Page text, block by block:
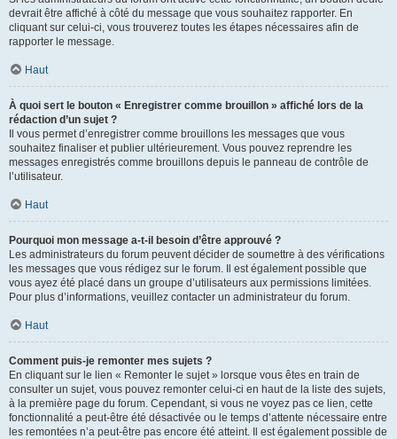
devrait être affiché à côté du message que vous souhaitez rapporter. En
cliquant sur celui-ci, vous trouverez toutes les étapes nécessaires afin de
rapporter le message.
Haut
À quoi sert le bouton « Enregistrer comme brouillon » affiché lors de la
rédaction d’un sujet ?
Il vous permet d’enregistrer comme brouillons les messages que vous
souhaitez finaliser et publier ultérieurement. Vous pouvez reprendre les
messages enregistrés comme brouillons depuis le panneau de contrôle de
l’utilisateur.
Haut
Pourquoi mon message a-t-il besoin d’être approuvé ?
Les administrateurs du forum peuvent décider de soumettre à des vérifications
les messages que vous rédigez sur le forum. Il est également possible que
vous ayez été placé dans un groupe d’utilisateurs aux permissions limitées.
Pour plus d’informations, veuillez contacter un administrateur du forum.
Haut
Comment puis-je remonter mes sujets ?
En cliquant sur le lien « Remonter le sujet » lorsque vous êtes en train de
consulter un sujet, vous pouvez remonter celui-ci en haut de la liste des sujets,
à la première page du forum. Cependant, si vous ne voyez pas ce lien, cette
fonctionnalité a peut-être été désactivée ou le temps d’attente nécessaire entre
les remontées n’a peut-être pas encore été atteint. Il est également possible de